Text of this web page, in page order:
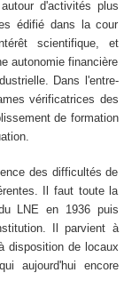
d'activités plus
édifié dans la cour
scientifique, et
autonomie financière
Dans l'entre-
vérificatrices des
de formation
des difficultés de
Il faut toute la
LNE en 1936 puis
Il parvient à
disposition de locaux
aujourd'hui encore